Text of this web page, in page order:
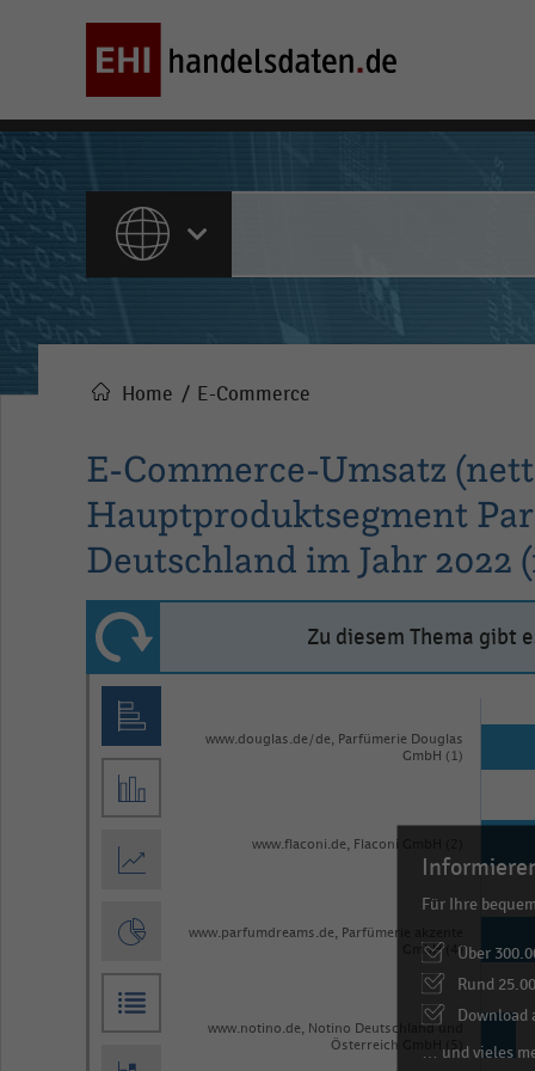
ALLE INHALTE
Pfadnavigation
Home E-Commerce
E-Commerce-Umsatz
Hauptproduktsegment
Deutschland im Jahr
Zu diesem Thema gibt
www.douglas.de/de, Parfümerie Douglas
GmbH (1)
www.flaconi.de, Flaconi GmbH (2)
www.parfumdreams.de, Parfümerie akzente
GmbH (4)
www.notino.de, Notino Deutschland und
Österreich GmbH (5)
Für Ihre
Über
Rund
Download
… und vieles